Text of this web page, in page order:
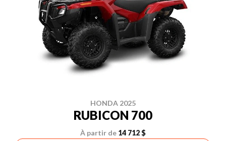
HONDA 2025
RUBICON 700
À partir de 14 712 $